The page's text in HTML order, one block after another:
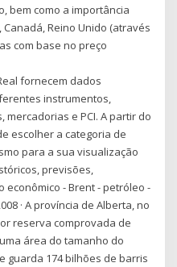
bem como a importância
Reino Unido (através
com base no preço
fornecem dados
instrumentos,
e PCI. A partir do
escolher a categoria de
para a sua visualização
previsões,
econômico - Brent - petróleo -
· A província de Alberta, no
reserva comprovada de
área do tamanho do
guarda 174 bilhões de barris